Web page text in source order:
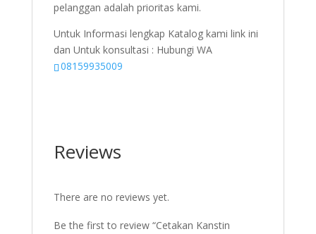
pelanggan adalah prioritas kami.
Untuk Informasi lengkap Katalog kami link ini
dan Untuk konsultasi : Hubungi WA
08159935009
Reviews
There are no reviews yet.
Be the first to review “Cetakan Kanstin